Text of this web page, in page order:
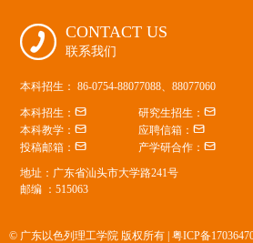
 CONTACT US
联系我们
本科招生： 86-0754-88077088、88077060
本科招生： 研究生招生：
本科教学： 应聘信箱：
投稿邮箱： 产学研合作：
地址：广东省汕头市大学路241号
邮编 ：515063
© 广东以色列理工学院 版权所有 | 粤ICP备